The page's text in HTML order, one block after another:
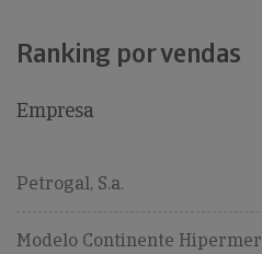
Ranking por vendas
Empresa
Petrogal, S.a.
Modelo Continente